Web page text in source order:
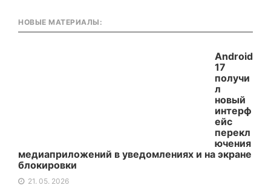
НОВЫЕ МАТЕРИАЛЫ:
Android
17
получи
л
новый
интерф
ейс
перекл
ючения
медиаприложений в уведомлениях и на экране
блокировки
21. 05. 2026